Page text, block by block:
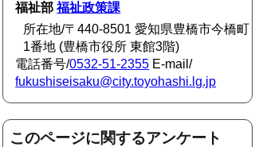
福祉部福祉政策課
所在地/〒440-8501 愛知県豊橋市今橋町
1番地 (豊橋市役所 東館3階)
電話番号/0532-51-2355 E-mail/
fukushiseisaku@city.toyohashi.lg.jp
このページに関するアンケート